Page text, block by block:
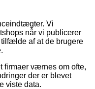
Vi
når vi publicerer
af at de brugere
firmaer værnes om ofte,
der er blevet
viste data.